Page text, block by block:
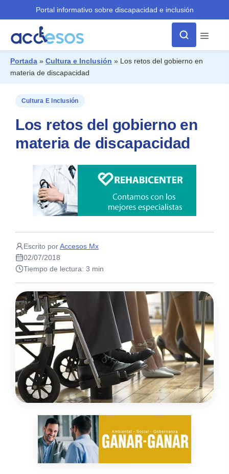
Portal informativo sobre discapacidad e inclusión
Menú
¿Qué buscas?
Portada » Cultura e Inclusión » Los retos del gobierno en
materia de discapacidad
Cultura E Inclusión
Los retos del gobierno en
materia de discapacidad
Escrito porAccesos Mx
02/07/2018
Tiempo de lectura: 3 min